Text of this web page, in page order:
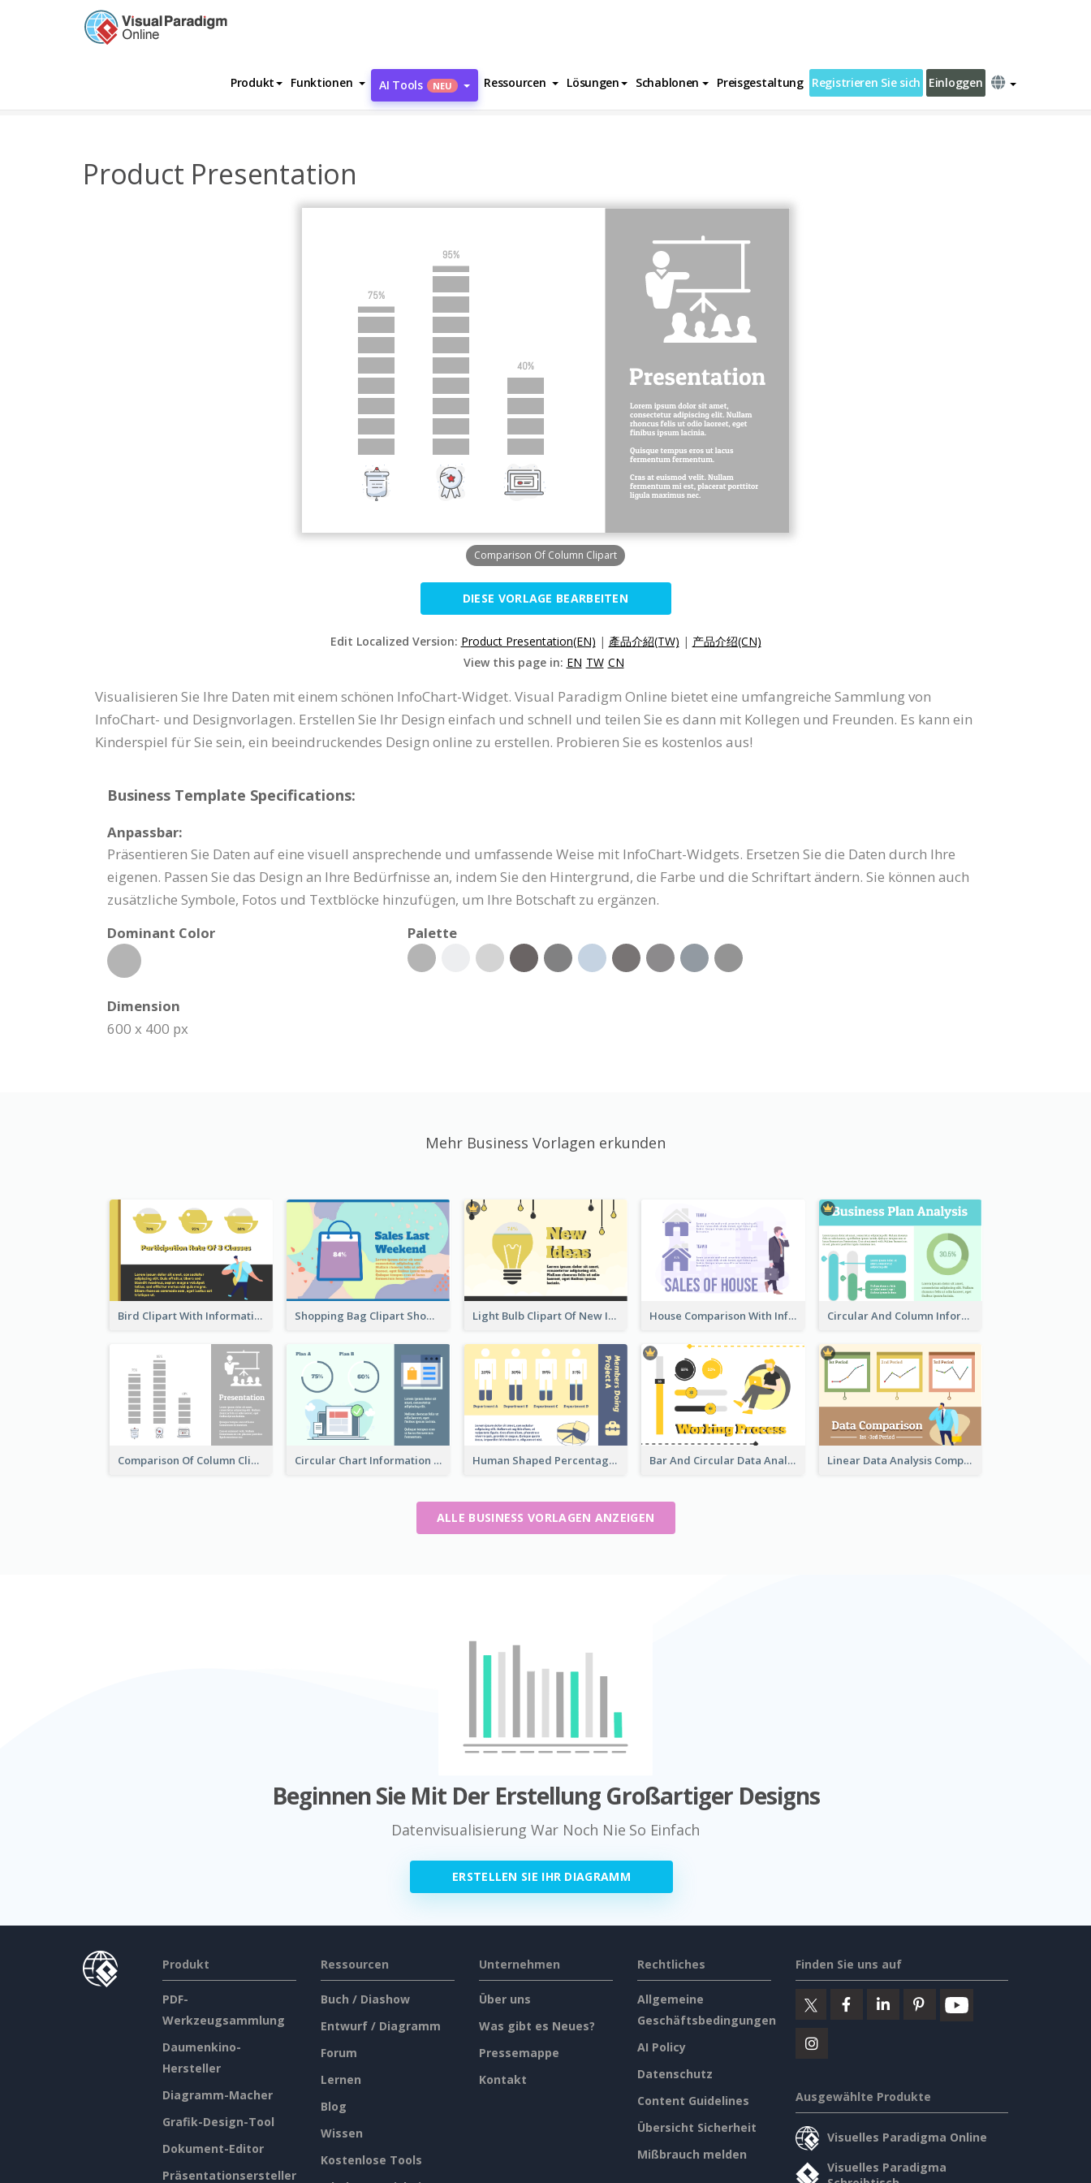
Produkt Funktionen AI Tools NEU Ressourcen Lösungen Schablonen Preisgestaltung Registrieren Sie sich
Einloggen
Product Presentation
Product Presentation
Comparison Of Column Clipart
DIESE VORLAGE BEARBEITEN
Edit Localized Version: Product Presentation(EN) | 產品介紹(TW) | 产品介绍(CN)
View this page in: EN TW CN
Visualisieren Sie Ihre Daten mit einem schönen InfoChart-Widget. Visual Paradigm Online bietet eine umfangreiche Sammlung von
InfoChart- und Designvorlagen. Erstellen Sie Ihr Design einfach und schnell und teilen Sie es dann mit Kollegen und Freunden. Es kann ein
Kinderspiel für Sie sein, ein beeindruckendes Design online zu erstellen. Probieren Sie es kostenlos aus!
Business Template Specifications:
Anpassbar:
Präsentieren Sie Daten auf eine visuell ansprechende und umfassende Weise mit InfoChart-Widgets. Ersetzen Sie die Daten durch Ihre
eigenen. Passen Sie das Design an Ihre Bedürfnisse an, indem Sie den Hintergrund, die Farbe und die Schriftart ändern. Sie können auch
zusätzliche Symbole, Fotos und Textblöcke hinzufügen, um Ihre Botschaft zu ergänzen.
Dominant Color
Palette
Dimension
600 x 400 px
Mehr Business Vorlagen erkunden
Bird Clipart With Information Shopping Bag Clipart Showing Percentage Light Bulb Clipart Of New Ideas House Comparison With Information Circular And Column Information
Comparison Of Column Clipart Circular Chart Information Comparison Human Shaped Percentage Bar And Circular Data Analysis Linear Data Analysis Comparison
ALLE BUSINESS VORLAGEN ANZEIGEN
Beginnen Sie Mit Der Erstellung Großartiger Designs
Datenvisualisierung War Noch Nie So Einfach
ERSTELLEN SIE IHR DIAGRAMM
Produkt
PDF-
Werkzeugsammlung
Daumenkino-
Hersteller
Diagramm-Macher
Grafik-Design-Tool
Dokument-Editor
Präsentationsersteller
Ressourcen
Buch / Diashow
Entwurf / Diagramm
Forum
Lernen
Blog
Wissen
Kostenlose Tools
Unternehmen
Über uns
Was gibt es Neues?
Pressemappe
Kontakt
Rechtliches
Allgemeine
Geschäftsbedingungen
AI Policy
Datenschutz
Content Guidelines
Übersicht Sicherheit
Mißbrauch melden
Finden Sie uns auf
Ausgewählte Produkte
Visuelles Paradigma Online
Visuelles Paradigma